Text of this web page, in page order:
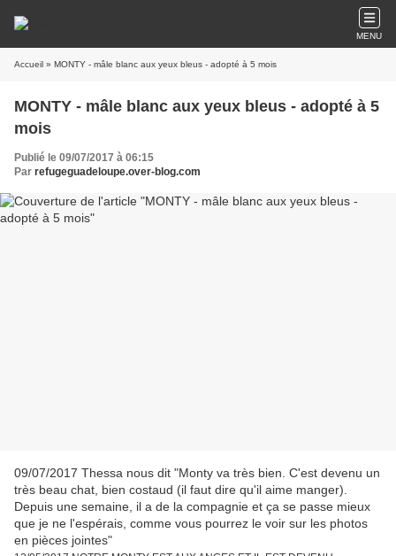
MENU
Accueil » MONTY - mâle blanc aux yeux bleus - adopté à 5 mois
MONTY - mâle blanc aux yeux bleus - adopté à 5
mois
Publié le 09/07/2017 à 06:15
Par refugeguadeloupe.over-blog.com
09/07/2017 Thessa nous dit "Monty va très bien. C'est devenu un
très beau chat, bien costaud (il faut dire qu'il aime manger).
Depuis une semaine, il a de la compagnie et ça se passe mieux
que je ne l'espérais, comme vous pourrez le voir sur les photos
en pièces jointes"